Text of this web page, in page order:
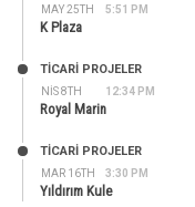
MAY 25TH 5:51 PM
K Plaza
NIS 8TH 12:34 PM
TİCARİ PROJELER
Royal Marin
MAR 16TH 3:30 PM
TİCARİ PROJELER
Yıldırım Kule